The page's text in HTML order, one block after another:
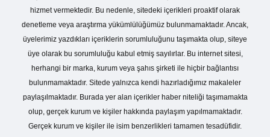
hizmet vermektedir. Bu nedenle, sitedeki içerikleri proaktif olarak
denetleme veya araştırma yükümlülüğümüz bulunmamaktadır. Ancak,
üyelerimiz yazdıkları içeriklerin sorumluluğunu taşımakta olup, siteye
üye olarak bu sorumluluğu kabul etmiş sayılırlar. Bu internet sitesi,
herhangi bir marka, kurum veya şahıs şirketi ile hiçbir bağlantısı
bulunmamaktadır. Sitede yalnızca kendi hazırladığımız makaleler
paylaşılmaktadır. Burada yer alan içerikler haber niteliği taşımamakta
olup, gerçek kurum ve kişiler hakkında paylaşım yapılmamaktadır.
Gerçek kurum ve kişiler ile isim benzerlikleri tamamen tesadüfidir.